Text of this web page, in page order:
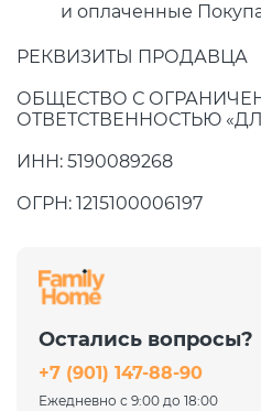
и оплаченные
РЕКВИЗИТЫ ПРОДАВЦА
ОБЩЕСТВО С
ОТВЕТСТВЕННОСТЬЮ
ИНН: 5190089268
ОГРН: 1215100006197
Остались вопросы?
+7 (901) 147-88-90
Ежедневно с 9:00 до 18:00